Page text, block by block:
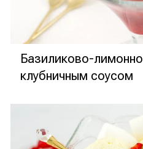
Базиликово-
клубничным соусом